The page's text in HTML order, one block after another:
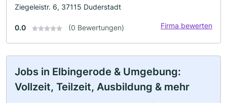
Ziegeleistr. 6, 37115 Duderstadt
0.0 (0 Bewertungen) Firma bewerten
Jobs in Elbingerode & Umgebung:
Vollzeit, Teilzeit, Ausbildung & mehr